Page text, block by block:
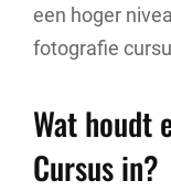
een hoger
fotografie
Wat houdt
Cursus in?